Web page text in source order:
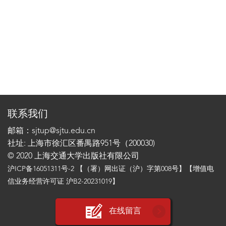
联系我们
邮箱：sjtup@sjtu.edu.cn
社址: 上海市徐汇区番禺路951号（200030)
© 2020 上海交通大学出版社有限公司
沪ICP备16051311号-2 【（署）网出证（沪）字第008号】【增值电
信业务经营许可证 沪B2-20231019】
在线留言